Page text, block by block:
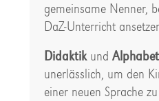
gemeinsame Nenner,
DaZ-Unterricht
Didaktikund
unerlässlich, um den
einer neuen Sprache